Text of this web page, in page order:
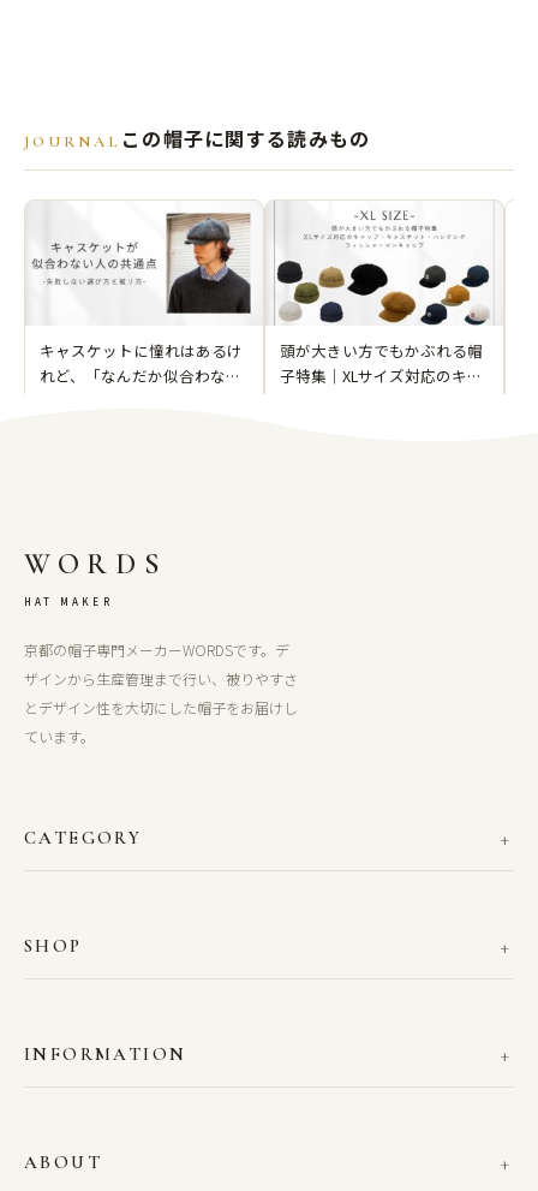
JOURNAL この帽子に関する読みもの
キャスケットに憧れはあるけ
れど、「なんだか似合わない
頭が大きい方でもかぶれる帽
子特集｜XLサイズ対応のキャ
WORDS
HAT MAKER
京都の帽子専門メーカーWORDSです。デ
ザインから生産管理まで行い、被りやすさ
とデザイン性を大切にした帽子をお届けし
ています。
CATEGORY
SHOP
INFORMATION
ABOUT